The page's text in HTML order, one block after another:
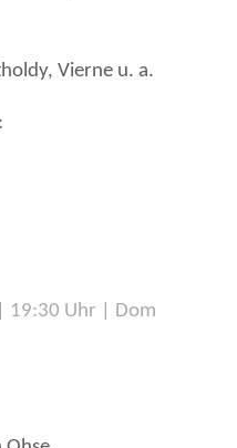
Vierne u. a.
19:30 Uhr | Dom